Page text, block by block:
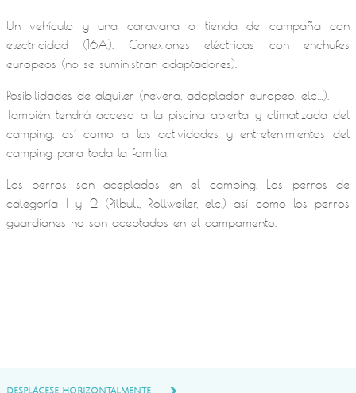
Un vehículo y una caravana o tienda de campaña con
electricidad (16A). Conexiones eléctricas con enchufes
europeos (no se suministran adaptadores).
Posibilidades de alquiler (nevera, adaptador europeo, etc…).
También tendrá acceso a la piscina abierta y climatizada del
camping, así como a las actividades y entretenimientos del
camping para toda la familia.
Los perros son aceptados en el camping. Los perros de
categoría 1 y 2 (Pitbull, Rottweiler, etc.) así como los perros
guardianes no son aceptados en el campamento.